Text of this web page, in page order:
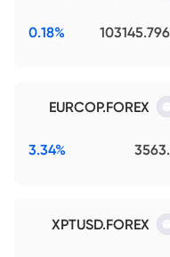
0.18%
EURCOP.FOREX
3.34%
XPTUSD.FOREX